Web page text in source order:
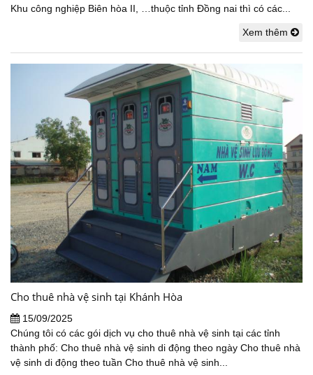
Khu công nghiệp Biên hòa II, …thuộc tỉnh Đồng nai thì có các...
Xem thêm
Cho thuê nhà vệ sinh tại Khánh Hòa
15/09/2025
Chúng tôi có các gói dịch vụ cho thuê nhà vệ sinh tại các tỉnh
thành phố: Cho thuê nhà vệ sinh di động theo ngày Cho thuê nhà
vệ sinh di động theo tuần Cho thuê nhà vệ sinh...